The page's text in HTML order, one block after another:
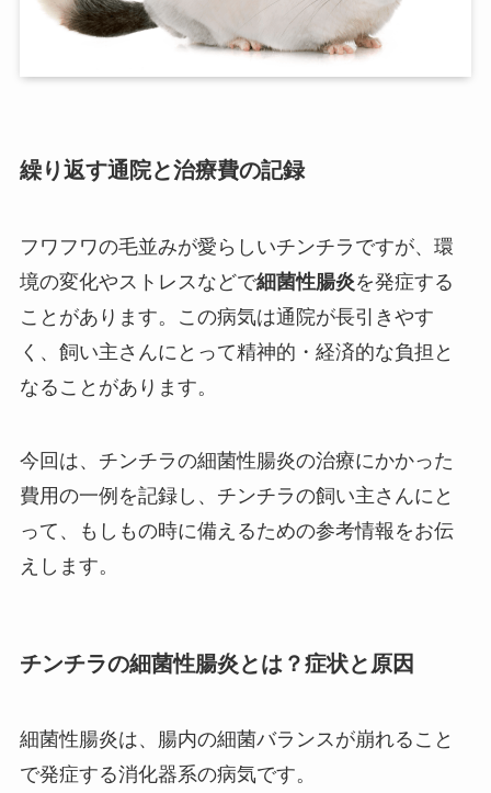
繰り返す通院と治療費の記録
フワフワの毛並みが愛らしいチンチラですが、環
境の変化やストレスなどで細菌性腸炎を発症する
ことがあります。この病気は通院が長引きやす
く、飼い主さんにとって精神的・経済的な負担と
なることがあります。
今回は、チンチラの細菌性腸炎の治療にかかった
費用の一例を記録し、チンチラの飼い主さんにと
って、もしもの時に備えるための参考情報をお伝
えします。
チンチラの細菌性腸炎とは？症状と原因
細菌性腸炎は、腸内の細菌バランスが崩れること
で発症する消化器系の病気です。